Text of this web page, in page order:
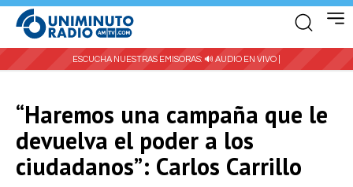
ESCUCHA NUESTRAS EMISORAS: 🔊 AUDIO EN VIVO |
“Haremos una campaña que le
devuelva el poder a los
ciudadanos”: Carlos Carrillo